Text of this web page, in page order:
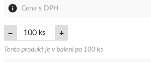
Cena s DPH
ks
Tento produkt je v balení po 100 ks